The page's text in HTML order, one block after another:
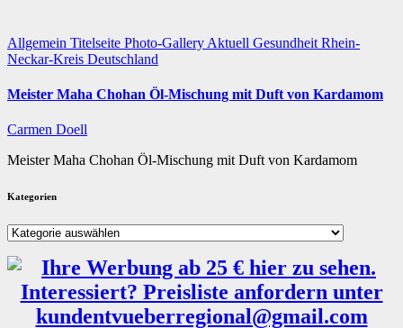
Allgemein Titelseite Photo-Gallery Aktuell Gesundheit Rhein-
Neckar-Kreis Deutschland
Meister Maha Chohan Öl-Mischung mit Duft von Kardamom
Carmen Doell
Meister Maha Chohan Öl-Mischung mit Duft von Kardamom
Kategorien
Kategorien